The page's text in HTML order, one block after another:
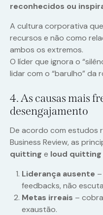
reconhecidos ou
A cultura corporativa
recursos e não como
ambos os extremos.
O líder que ignora o
lidar com o “barulho” da
4. As causas mais
desengajamento
De acordo com estudos
Business Review, as
quitting e loud quitting
Liderança ausente
feedbacks, não
Metas irreais –
exaustão.